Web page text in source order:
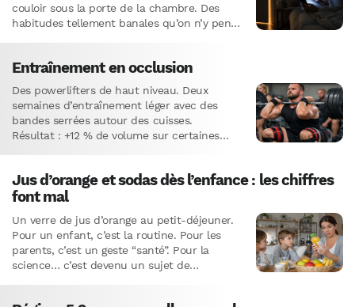
couloir sous la porte de la chambre. Des
habitudes tellement banales qu’on n’y pense
Entraînement en occlusion
Des powerlifters de haut niveau. Deux
semaines d’entraînement léger avec des
bandes serrées autour des cuisses.
Résultat : +12 % de volume sur certaines
Jus d’orange et sodas dès l’enfance : les chiffres
font mal
Un verre de jus d’orange au petit-déjeuner.
Pour un enfant, c’est la routine. Pour les
parents, c’est un geste “santé”. Pour la
science… c’est devenu un sujet de